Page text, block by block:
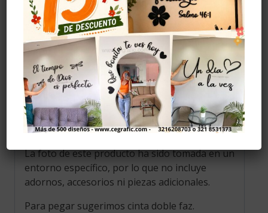
temperaturas extremas.
Limpie solo la parte del adhesivo suavemente
con una toalla, evitando elementos ásperos
que puedan rayar o maltratar el producto.
Trate con delicadeza.
Para uso exclusivo de interiores
Productos ideales para pegar en superficies
planas como pared lisa, vidrio, madera, pared
con papel colgadura, entre otros.
La foto de este producto ha sido tomada en un
entorno específico, por lo que no incluye
adornos, accesorios ni piezas adicionales.
Para pegar sugerimos cinta doble faz.